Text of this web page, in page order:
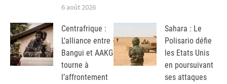
6 août 2026
Centrafrique :
L’alliance entre
Bangui et AAKG
tourne à
l’affrontement
Sahara : Le
Polisario défie
les Etats Unis
en poursuivant
ses attaques